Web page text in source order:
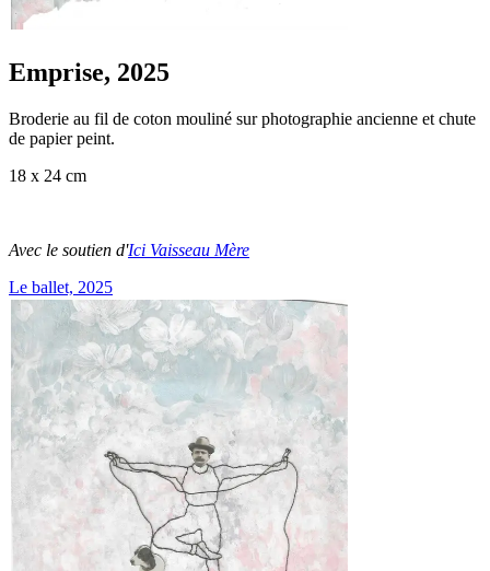
Emprise, 2025
Broderie au fil de coton mouliné sur photographie ancienne et chute
de papier peint.
18 x 24 cm
Avec le soutien d'Ici Vaisseau Mère
Le ballet, 2025